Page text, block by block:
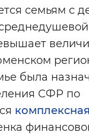
семьям с
была
СФР по